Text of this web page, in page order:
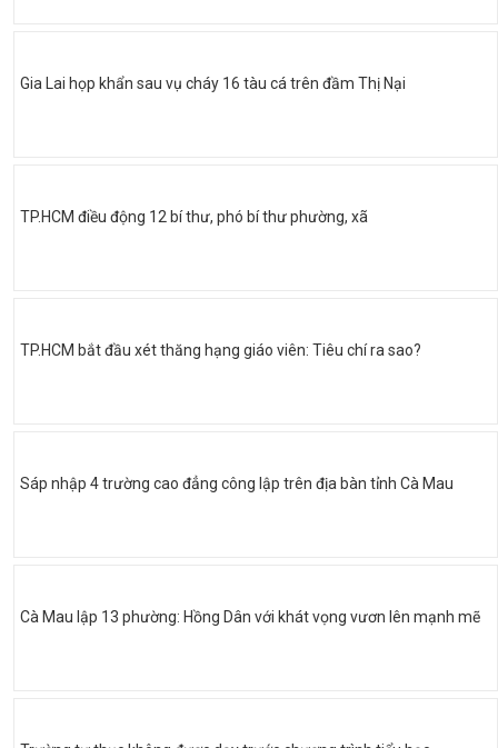
Gia Lai họp khẩn sau vụ cháy 16 tàu cá trên đầm Thị Nại
TP.HCM điều động 12 bí thư, phó bí thư phường, xã
TP.HCM bắt đầu xét thăng hạng giáo viên: Tiêu chí ra sao?
Sáp nhập 4 trường cao đẳng công lập trên địa bàn tỉnh Cà Mau
Cà Mau lập 13 phường: Hồng Dân với khát vọng vươn lên mạnh mẽ